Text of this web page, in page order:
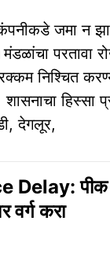
जमा न
परतावा
निश्चित
हिस्सा
देगलूर,
पीक
वर्ग करा